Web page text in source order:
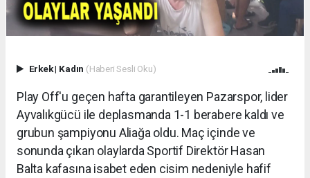
Erkek| Kadın (Haberi Sesli Oku)
Play Off'u geçen hafta garantileyen Pazarspor, lider
Ayvalıkgücü ile deplasmanda 1-1 berabere kaldı ve
grubun şampiyonu Aliağa oldu. Maç içinde ve
sonunda çıkan olaylarda Sportif Direktör Hasan
Balta kafasına isabet eden cisim nedeniyle hafif